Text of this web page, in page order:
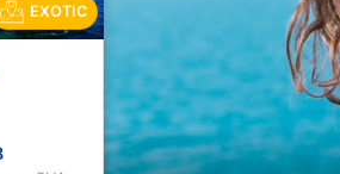
EXOTIC